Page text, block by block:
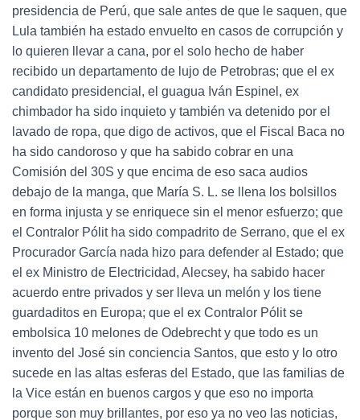
presidencia de Perú, que sale antes de que le saquen, que
Lula también ha estado envuelto en casos de corrupción y
lo quieren llevar a cana, por el solo hecho de haber
recibido un departamento de lujo de Petrobras; que el ex
candidato presidencial, el guagua Iván Espinel, ex
chimbador ha sido inquieto y también va detenido por el
lavado de ropa, que digo de activos, que el Fiscal Baca no
ha sido candoroso y que ha sabido cobrar en una
Comisión del 30S y que encima de eso saca audios
debajo de la manga, que María S. L. se llena los bolsillos
en forma injusta y se enriquece sin el menor esfuerzo; que
el Contralor Pólit ha sido compadrito de Serrano, que el ex
Procurador García nada hizo para defender al Estado; que
el ex Ministro de Electricidad, Alecsey, ha sabido hacer
acuerdo entre privados y ser lleva un melón y los tiene
guardaditos en Europa; que el ex Contralor Pólit se
embolsica 10 melones de Odebrecht y que todo es un
invento del José sin conciencia Santos, que esto y lo otro
sucede en las altas esferas del Estado, que las familias de
la Vice están en buenos cargos y que eso no importa
porque son muy brillantes, por eso ya no veo las noticias,